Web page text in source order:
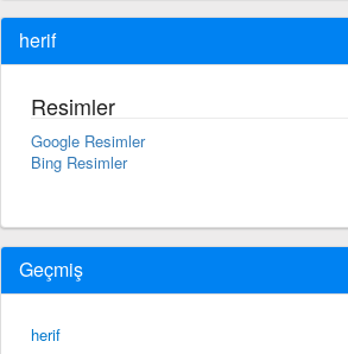
herif
Resimler
Google Resimler
Bing Resimler
Geçmiş
herif